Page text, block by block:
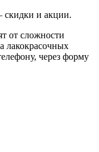
скидки и акции.
от сложности
лакокрасочных
через форму